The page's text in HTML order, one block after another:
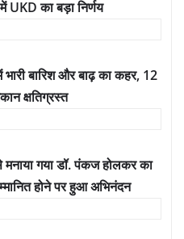
UKD का बड़ा निर्णय
बारिश और बाढ़ का कहर, 12
क्षतिग्रस्त
गया डॉ. पंकज होलकर का
होने पर हुआ अभिनंदन